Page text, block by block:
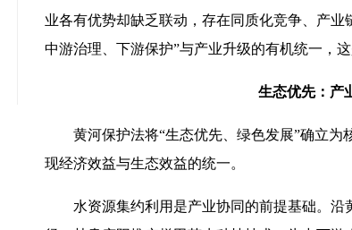
业各有优势却缺乏联动，存在同质化竞争、产业
中游治理、下游保护”与产业升级的有机统一，
生态优先：产
黄河保护法将“生态优先、绿色发展”确立为
现经济效益与生态效益的统一。
水资源集约利用是产业协同的前提基础。沿